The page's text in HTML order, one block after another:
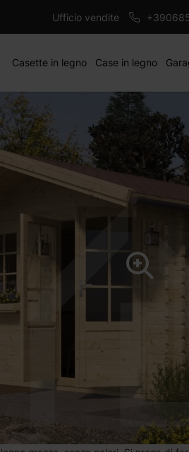
Ufficio vendite
Casette in legno Case in legno